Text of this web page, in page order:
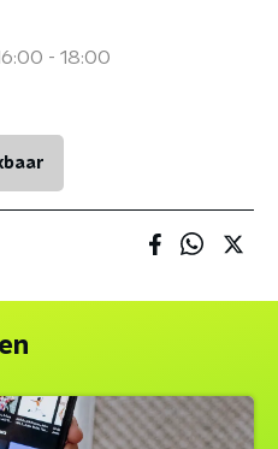
- 18:00